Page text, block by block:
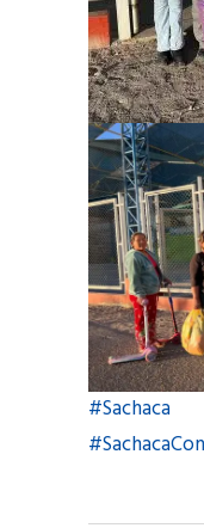
#Sachaca